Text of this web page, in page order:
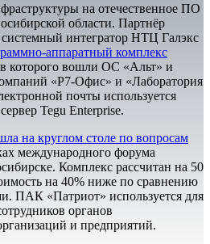
на отечественное ПО
области. Партнёр
интегратор НТЦ Галэкс
аппаратный комплекс
которого вошли ОС «Альт» и
«Р7-Офис» и «Лаборатория
почты используется
Tegu Enterprise.
на круглом столе по вопросам
международного форума
Комплекс рассчитан на 50
на 40% ниже по сравнению
ПАК «Патриот» используется для
органов
и предприятий.